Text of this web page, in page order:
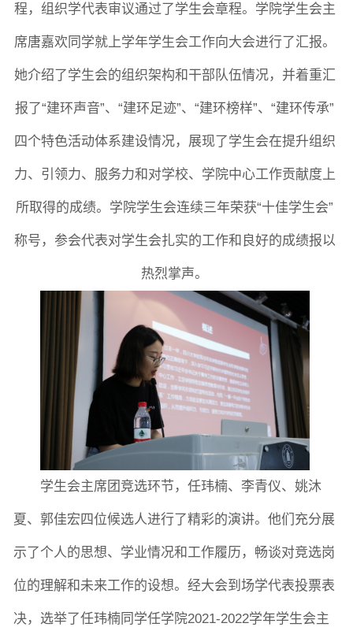
常用办公电话 办事流程 材料下载
程，组织学代表审议通过了学生会章程。学院学生会主
席唐嘉欢 同学就上学年学生会工作向大会进行了汇报。
她介绍了学生会的组织架构和干部队伍情况，并着重汇
报了“建环声音”、“建环足迹”、“建环榜样”、“建环传承”
四个特色活动体系建设情况，展现了学生会在提升组织
力、引领力、服务力和对学校、学院中心工作贡献度上
所取得的成绩。学院学生会连续三年荣获“十佳学生会”
称号，参会代表对学生会扎实的工作和良好的成绩报以
热烈掌声。
学生会主席团竞选环节，任玮楠、李青仪、姚沐
夏、郭佳宏四位候选人进行了精彩的演讲。他们充分展
示了个人的思想、学业情况和工作履历，畅谈对竞选岗
位的理解和 未来工作的设想。经大会到场学代表投票表
决，选举了任玮楠同学任学院2021-2022学年学生会主